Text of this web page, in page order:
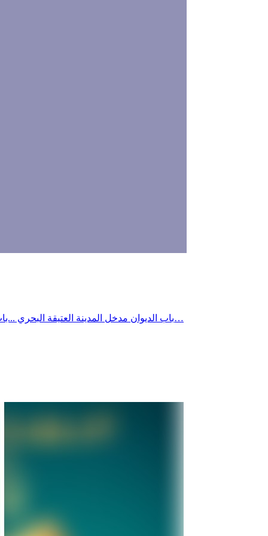
باب الديوان مدخل المدينة العتيقة البحري ...باب الديوان الجمال والتاريخ والاصالة بدأ يعيش الضياع والاهمال تماما مثل كل المدينة العتيقة وخاصّة سور صفاقس العظيم ...باب الديوان الذي…